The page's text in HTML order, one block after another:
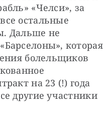
«Челси», за
остальные
Дальше не
которая
болельщиков
на 23 (!) года
другие участники